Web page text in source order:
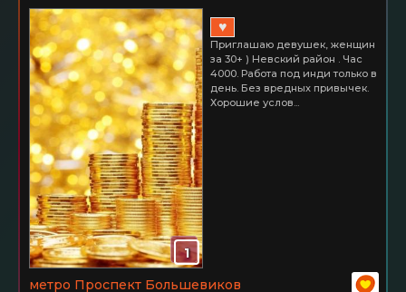
1
♥
Приглашаю девушек, женщин
за 30+ ) Невский район . Час
4000. Работа под инди только в
день. Без вредных привычек.
Хорошие услов...
метро Проспект Большевиков